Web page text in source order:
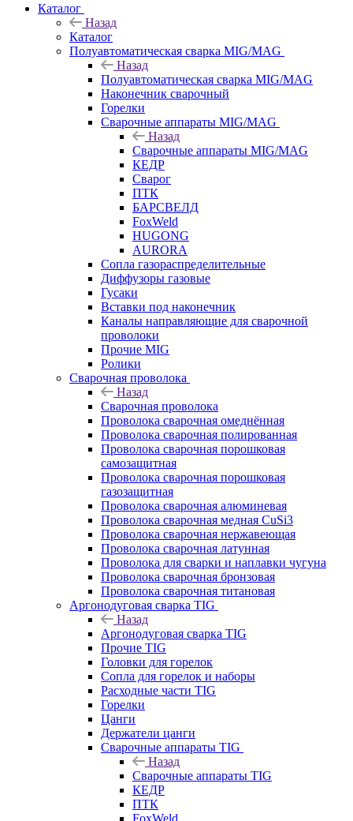
Каталог
Назад
Каталог
Полуавтоматическая сварка MIG/MAG
Назад
Полуавтоматическая сварка MIG/MAG
Наконечник сварочный
Горелки
Сварочные аппараты MIG/MAG
Назад
Сварочные аппараты MIG/MAG
КЕДР
Сварог
ПТК
БАРСВЕЛД
FoxWeld
HUGONG
AURORA
Сопла газораспределительные
Диффузоры газовые
Гусаки
Вставки под наконечник
Каналы направляющие для сварочной
проволоки
Прочие MIG
Ролики
Cварочная проволока
Назад
Cварочная проволока
Проволока сварочная омеднённая
Проволока сварочная полированная
Проволока сварочная порошковая
самозащитная
Проволока сварочная порошковая
газозащитная
Проволока сварочная алюминевая
Проволока сварочная медная CuSi3
Проволока сварочная нержавеющая
Проволока сварочная латунная
Проволока для сварки и наплавки чугуна
Проволока сварочная бронзовая
Проволока сварочная титановая
Аргонодуговая сварка TIG
Назад
Аргонодуговая сварка TIG
Прочие TIG
Головки для горелок
Сопла для горелок и наборы
Расходные части TIG
Горелки
Цанги
Держатели цанги
Сварочные аппараты TIG
Назад
Сварочные аппараты TIG
КЕДР
ПТК
FoxWeld